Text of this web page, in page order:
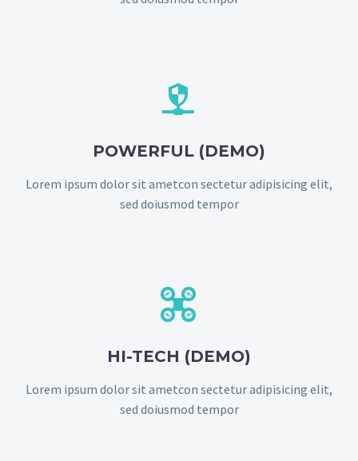


POWERFUL (DEMO)
Lorem ipsum dolor sit ametcon sectetur adipisicing elit,
sed doiusmod tempor


HI-TECH (DEMO)
Lorem ipsum dolor sit ametcon sectetur adipisicing elit,
sed doiusmod tempor